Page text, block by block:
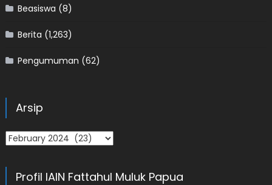
Beasiswa (8)
Berita (1,263)
Pengumuman (62)
Arsip
Arsip
Profil IAIN Fattahul Muluk Papua